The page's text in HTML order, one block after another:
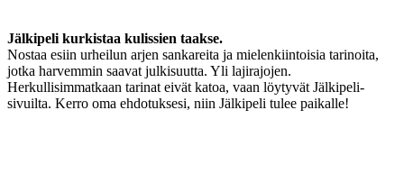
Jälkipeli kurkistaa kulissien taakse.
Nostaa esiin urheilun arjen sankareita ja mielenkiintoisia tarinoita,
jotka harvemmin saavat julkisuutta. Yli lajirajojen.
Herkullisimmatkaan tarinat eivät katoa, vaan löytyvät Jälkipeli-
sivuilta. Kerro oma ehdotuksesi, niin Jälkipeli tulee paikalle!